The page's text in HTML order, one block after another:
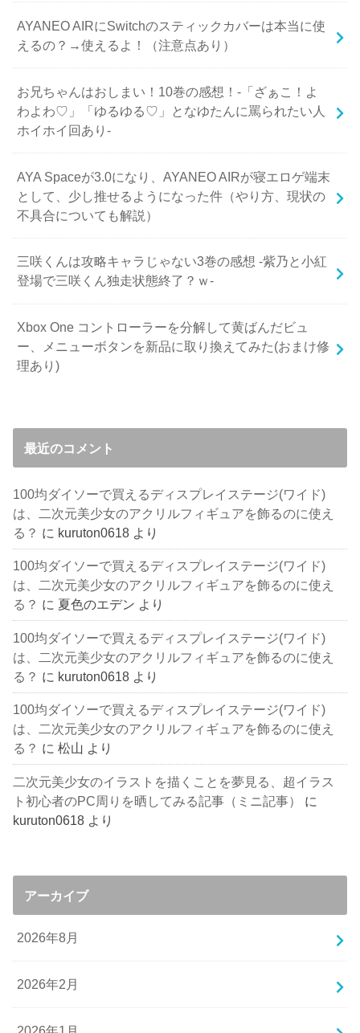
AYANEO AIRにSwitchのスティックカバーは本当に使
えるの？→使えるよ！（注意点あり）
お兄ちゃんはおしまい！10巻の感想！-「ざぁこ！よ
わよわ♡」「ゆるゆる♡」となゆたんに罵られたい人
ホイホイ回あり-
AYA Spaceが3.0になり、AYANEO AIRが寝エロゲ端末
として、少し推せるようになった件（やり方、現状の
不具合についても解説）
三咲くんは攻略キャラじゃない3巻の感想 -紫乃と小紅
登場で三咲くん独走状態終了？ｗ-
Xbox One コントローラーを分解して黄ばんだビュ
ー、メニューボタンを新品に取り換えてみた(おまけ修
理あり)
最近のコメント
100均ダイソーで買えるディスプレイステージ(ワイド)
は、二次元美少女のアクリルフィギュアを飾るのに使え
る？ に kuruton0618 より
100均ダイソーで買えるディスプレイステージ(ワイド)
は、二次元美少女のアクリルフィギュアを飾るのに使え
る？ に 夏色のエデン より
100均ダイソーで買えるディスプレイステージ(ワイド)
は、二次元美少女のアクリルフィギュアを飾るのに使え
る？ に kuruton0618 より
100均ダイソーで買えるディスプレイステージ(ワイド)
は、二次元美少女のアクリルフィギュアを飾るのに使え
る？ に松山 より
二次元美少女のイラストを描くことを夢見る、超イラス
ト初心者のPC周りを晒してみる記事（ミニ記事）
に
kuruton0618 より
アーカイブ
2026年8月
2026年2月